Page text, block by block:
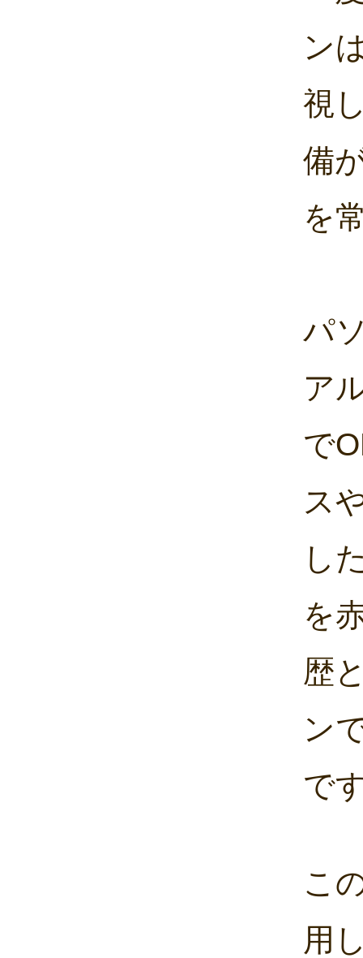
ン
視
備
を
パ
ア
で
ス
し
を
歴
ン
で
こ
用